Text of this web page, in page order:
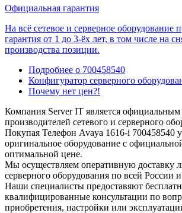
Официальная гарантия
На всё сетевое и серверное оборудование
гарантия от 1 до 3-ёх лет, в том числе на
производства позиции.
Подробнее о 700458540
Конфигуратор серверного
Почему нет цен?!
Компания Server IT является
производителей сетевого и серверного
Покупая Телефон Avaya 1616-i 700458540
оригинальное оборудование с
оптимальной цене.
Мы осуществляем оперативную доставку
серверного оборудования по всей России
Наши специалисты предоставяют
квалифицированные консультации по
приобретения, настройки или